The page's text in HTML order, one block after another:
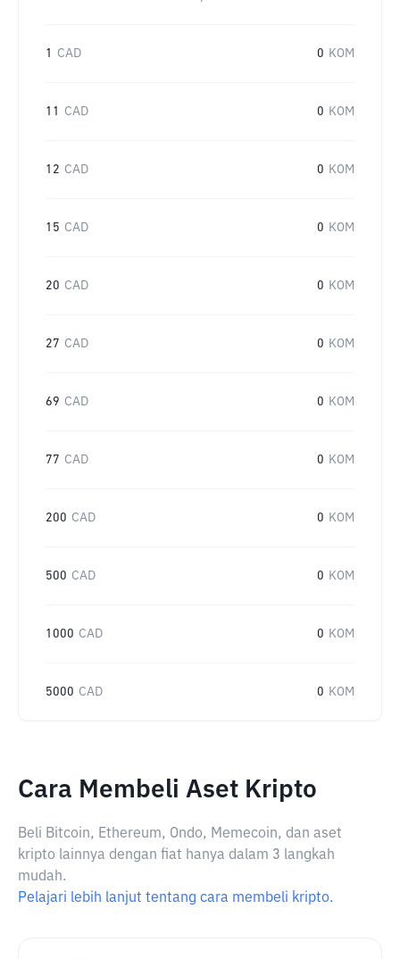
1 CAD 0 KOM
11 CAD 0 KOM
12 CAD 0 KOM
15 CAD 0 KOM
20 CAD 0 KOM
27 CAD 0 KOM
69 CAD 0 KOM
77 CAD 0 KOM
200 CAD 0 KOM
500 CAD 0 KOM
1000 CAD 0 KOM
5000 CAD 0 KOM
Cara Membeli Aset Kripto
Beli Bitcoin, Ethereum, Ondo, Memecoin, dan aset
kripto lainnya dengan fiat hanya dalam 3 langkah
mudah.
Pelajari lebih lanjut tentang cara membeli kripto.